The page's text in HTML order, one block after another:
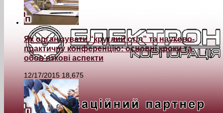
Як організувати “круглий стіл” та науково-
практичну конференцію: основні кроки та
обов’язкові аспекти
12/17/2015 18,675